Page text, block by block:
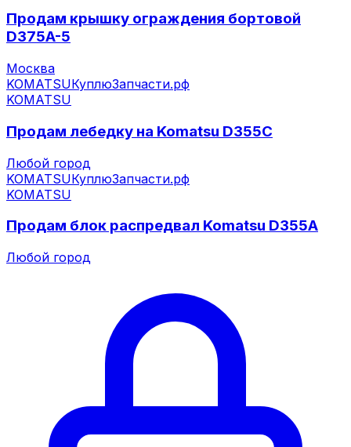
Продам крышку ограждения бортовой
D375A-5
Москва
KOMATSUКуплюЗапчасти.рф
KOMATSU
Продам лебедку на Komatsu D355C
Любой город
KOMATSUКуплюЗапчасти.рф
KOMATSU
Продам блок распредвал Komatsu D355A
Любой город